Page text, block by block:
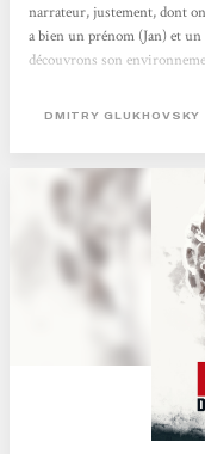
narrateur, justement, dont
a bien un prénom (Jan) et
découvrons son
circonférence dépasse
DMITRY GLUKHOVSKY